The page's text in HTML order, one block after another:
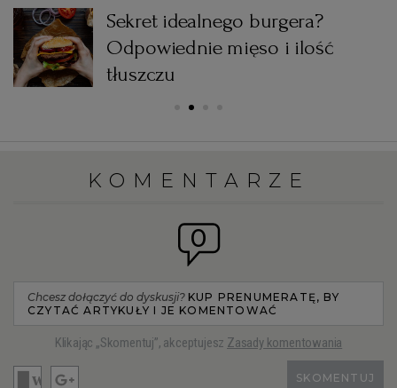
Sekret idealnego burgera?
Odpowiednie mięso i ilość
tłuszczu
KOMENTARZE
0
Chcesz dołączyć do dyskusji? KUP PRENUMERATĘ, BY
CZYTAĆ ARTYKUŁY I JE KOMENTOWAĆ
Klikając „Skomentuj”, akceptujesz Zasady komentowania
SKOMENTUJ